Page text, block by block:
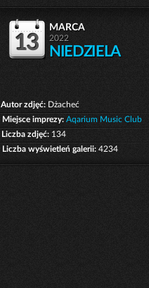
13
marca
2022
NIEDZIELA
Autor zdjęć: Dżacheć
Miejsce imprezy: Aqarium Music Club
Liczba zdjęć: 134
Liczba wyświetleń galerii: 4234